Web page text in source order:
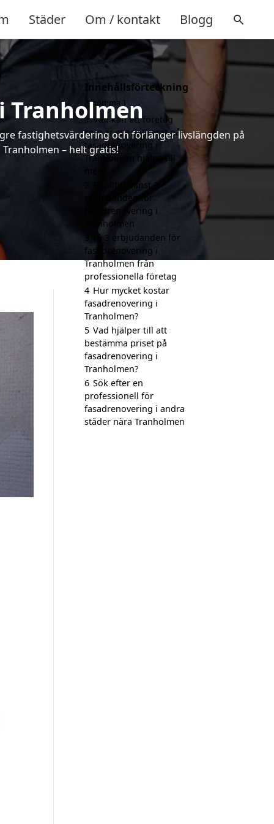
Städer Om / kontakt Blogg
Tranholmen
fastighetsvärdering och förlänger livslängden på
– helt gratis!
Innehållsförteckning
gömma
1 Vad kan ett företag
som är specialiserat på
fasadrenovering i
Tranholmen hjälpa till
Få alltid minst 3
erbjudanden för
fasadrenovering i
Tranholmen
3
Få 3 erbjudanden för
fasadrenovering i
Tranholmen från
professionella företag
4 Hur mycket kostar
fasadrenovering i
Tranholmen?
5 Vad hjälper till att
bestämma priset på
fasadrenovering i
Tranholmen?
6 Sök efter en
professionell för
fasadrenovering i andra
städer nära Tranholmen